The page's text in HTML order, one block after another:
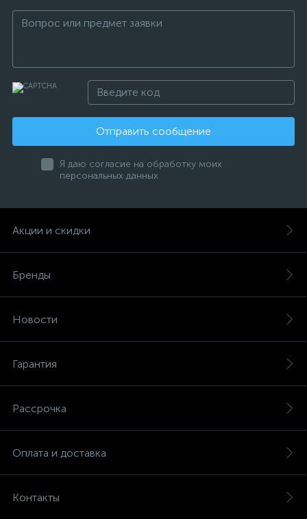
Отправить сообщение
Я даю согласие на обработку моих
персональных данных
Акции и скидки
Бренды
Новости
Гарантия
Рассрочка
Оплата и доставка
Контакты